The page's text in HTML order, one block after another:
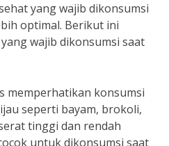
yang wajib dikonsumsi
optimal. Berikut ini
wajib dikonsumsi saat
memperhatikan konsumsi
seperti bayam, brokoli,
tinggi dan rendah
untuk dikonsumsi saat